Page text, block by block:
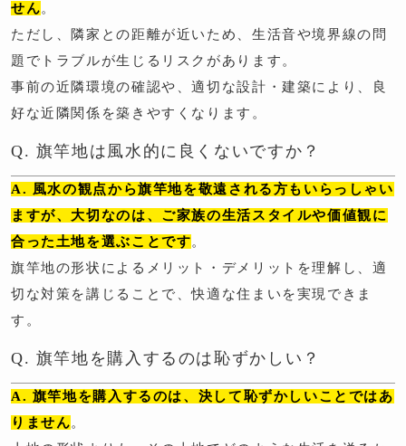
せん。
ただし、隣家との距離が近いため、生活音や境界線の問
題でトラブルが生じるリスクがあります。
事前の近隣環境の確認や、適切な設計・建築により、良
好な近隣関係を築きやすくなります。
Q. 旗竿地は風水的に良くないですか？
A. 風水の観点から旗竿地を敬遠される方もいらっしゃい
ますが、大切なのは、ご家族の生活スタイルや価値観に
合った土地を選ぶことです。
旗竿地の形状によるメリット・デメリットを理解し、適
切な対策を講じることで、快適な住まいを実現できま
す。
Q. 旗竿地を購入するのは恥ずかしい？
A. 旗竿地を購入するのは、決して恥ずかしいことではあ
りません。